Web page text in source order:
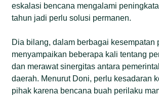
eskalasi bencana mengalami
tahun jadi perlu solusi permanen.
Dia bilang, dalam berbagai kesempatan
menyampaikan beberapa kali tentang
dan merawat sinergitas antara
daerah. Menurut Doni, perlu kesadaran
pihak karena bencana buah perilaku